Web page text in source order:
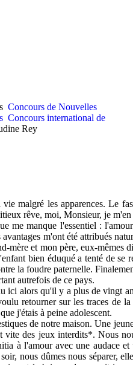
Concours de Nouvelles
Concours international de
Rey
vie malgré les apparences. Le
rêve, moi, Monsieur, je
me manque l'essentiel :
m'ont été attribués
mère et mon père, eux-
bien éduqué a tenté de
la foudre paternelle.
autrefois de ce pays.
ici alors qu'il y a plus de vingt
retourner sur les traces de
j'étais à peine adolescent.
de notre maison. Une
vite des jeux interdits*. Nous
à l'amour avec une audace
nous dûmes nous séparer,